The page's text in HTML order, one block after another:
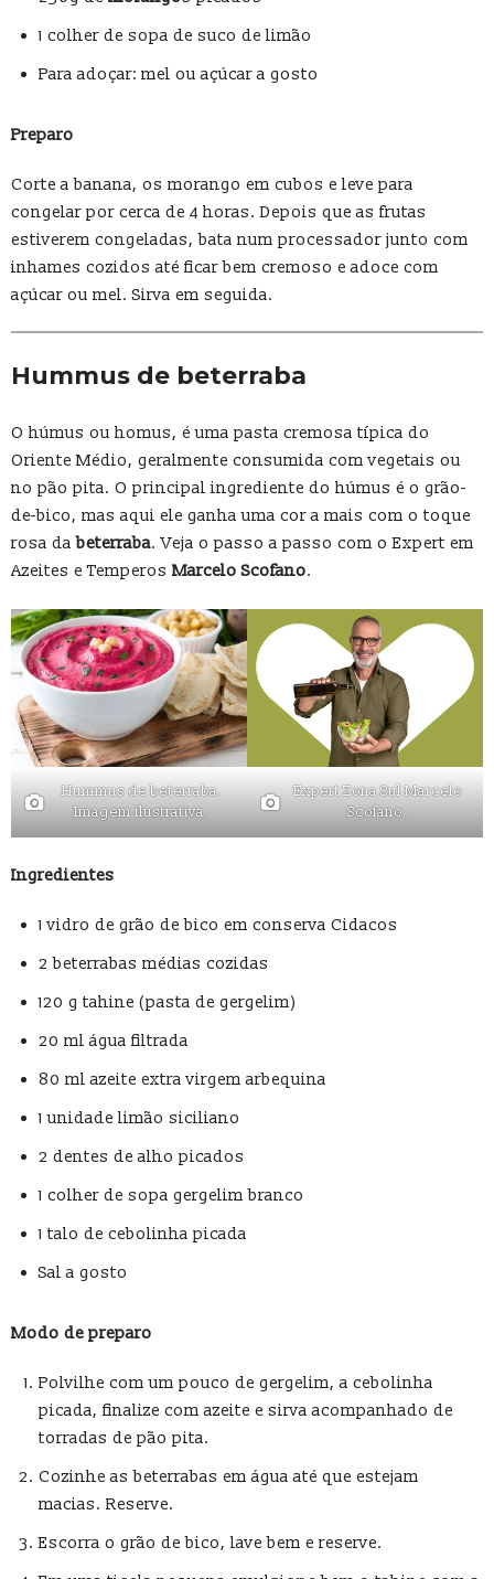
1 colher de sopa de suco de limão
Para adoçar: mel ou açúcar a gosto
Preparo
Corte a banana, os morango em cubos e leve para
congelar por cerca de 4 horas. Depois que as frutas
estiverem congeladas, bata num processador junto com
inhames cozidos até ficar bem cremoso e adoce com
açúcar ou mel. Sirva em seguida.
Hummus de beterraba
O húmus ou homus, é uma pasta cremosa típica do
Oriente Médio, geralmente consumida com vegetais ou
no pão pita. O principal ingrediente do húmus é o grão-
de-bico, mas aqui ele ganha uma cor a mais com o toque
rosa dabeterraba. Veja o passo a passo com o Expert em
Azeites e Temperos Marcelo Scofano.
Hummus de beterraba.
Imagem ilustrativa.
Expert Zona Sul Marcelo
Scofano.
Ingredientes
1 vidro de grão de bico em conserva Cidacos
2 beterrabas médias cozidas
120 g tahine (pasta de gergelim)
20 ml água filtrada
80 ml azeite extra virgem arbequina
1 unidade limão siciliano
2 dentes de alho picados
1 colher de sopa gergelim branco
1 talo de cebolinha picada
Sal a gosto
Modo de preparo
Polvilhe com um pouco de gergelim, a cebolinha
picada, finalize com azeite e sirva acompanhado de
torradas de pão pita.
Cozinhe as beterrabas em água até que estejam
macias. Reserve.
Escorra o grão de bico, lave bem e reserve.